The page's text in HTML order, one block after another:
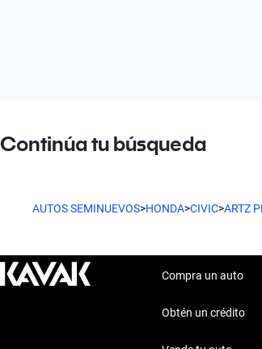
Continúa tu búsqueda
AUTOS SEMINUEVOS>HONDA>CIVIC>ARTZ
Compra un auto
Obtén un crédito